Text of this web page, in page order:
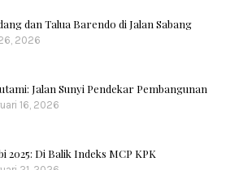
dan Talua Barendo di Jalan Sabang
2026
Jalan Sunyi Pendekar Pembangunan
16, 2026
2025: Di Balik Indeks MCP KPK